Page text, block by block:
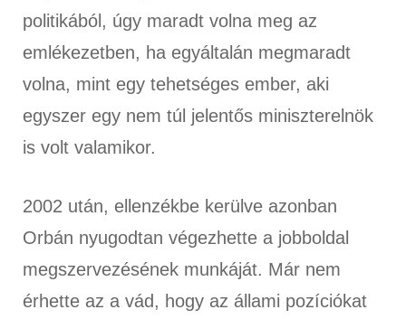
politikából, úgy maradt volna meg az
emlékezetben, ha egyáltalán megmaradt
volna, mint egy tehetséges ember, aki
egyszer egy nem túl jelentős miniszterelnök
is volt valamikor.
2002 után, ellenzékbe kerülve azonban
Orbán nyugodtan végezhette a jobboldal
megszervezésének munkáját. Már nem
érhette az a vád, hogy az állami pozíciókat